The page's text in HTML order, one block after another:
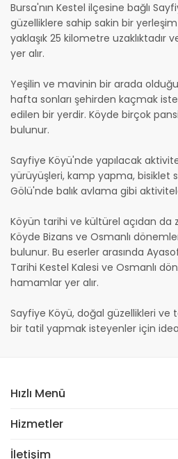
Bursa'nın Kestel ilçesine bağlı
güzelliklere sahip sakin bir
yaklaşık 25 kilometre uzaklıktadır
yer alır.
Yeşilin ve mavinin bir arada
hafta sonları şehirden kaçmak
edilen bir yerdir. Köyde birçok
bulunur.
Sayfiye Köyü'nde yapılacak
yürüyüşleri, kamp yapma, bisiklet
Gölü'nde balık avlama gibi
Köyün tarihi ve kültürel açıdan da
Köyde Bizans ve Osmanlı
bulunur. Bu eserler arasında
Tarihi Kestel Kalesi ve Osmanlı
hamamlar yer alır.
Sayfiye Köyü, doğal güzellikleri ve
bir tatil yapmak isteyenler için
Hızlı Menü
Hizmetler
İletişim